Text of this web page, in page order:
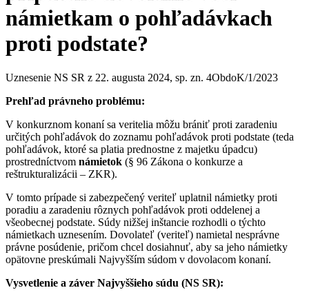
námietkam o pohľadávkach
proti podstate?
Uznesenie NS SR z 22. augusta 2024, sp. zn. 4ObdoK/1/2023
Prehľad právneho problému:
V konkurznom konaní sa veritelia môžu brániť proti zaradeniu
určitých pohľadávok do zoznamu pohľadávok proti podstate (teda
pohľadávok, ktoré sa platia prednostne z majetku úpadcu)
prostredníctvom námietok (§ 96 Zákona o konkurze a
reštrukturalizácii – ZKR).
V tomto prípade si zabezpečený veriteľ uplatnil námietky proti
poradiu a zaradeniu rôznych pohľadávok proti oddelenej a
všeobecnej podstate. Súdy nižšej inštancie rozhodli o týchto
námietkach uznesením. Dovolateľ (veriteľ) namietal nesprávne
právne posúdenie, pričom chcel dosiahnuť, aby sa jeho námietky
opätovne preskúmali Najvyšším súdom v dovolacom konaní.
Vysvetlenie a záver Najvyššieho súdu (NS SR):